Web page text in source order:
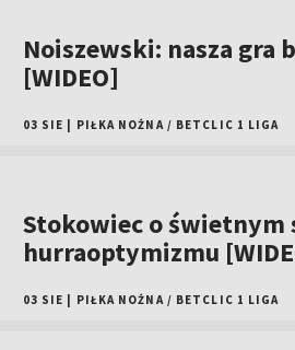
Noiszewski: nasza gra
[WIDEO]
03 SIE PIŁKA NOŻNA / BETCLIC 1 LIGA
Stokowiec o świetnym
hurraoptymizmu
03 SIE PIŁKA NOŻNA / BETCLIC 1 LIGA